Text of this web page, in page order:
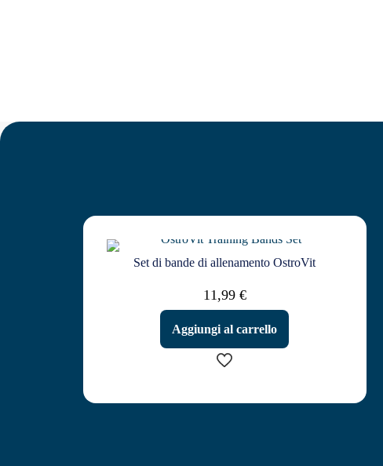
Set di bande di allenamento OstroVit
11,99 €
Aggiungi al carrello